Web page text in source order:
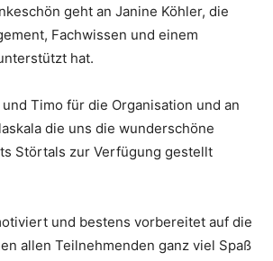
geht an Janine Köhler, die
Fachwissen und einem
hat.
Timo für die Organisation und an
die uns die wunderschöne
Störtals zur Verfügung gestellt
und bestens vorbereitet auf die
allen Teilnehmenden ganz viel Spaß